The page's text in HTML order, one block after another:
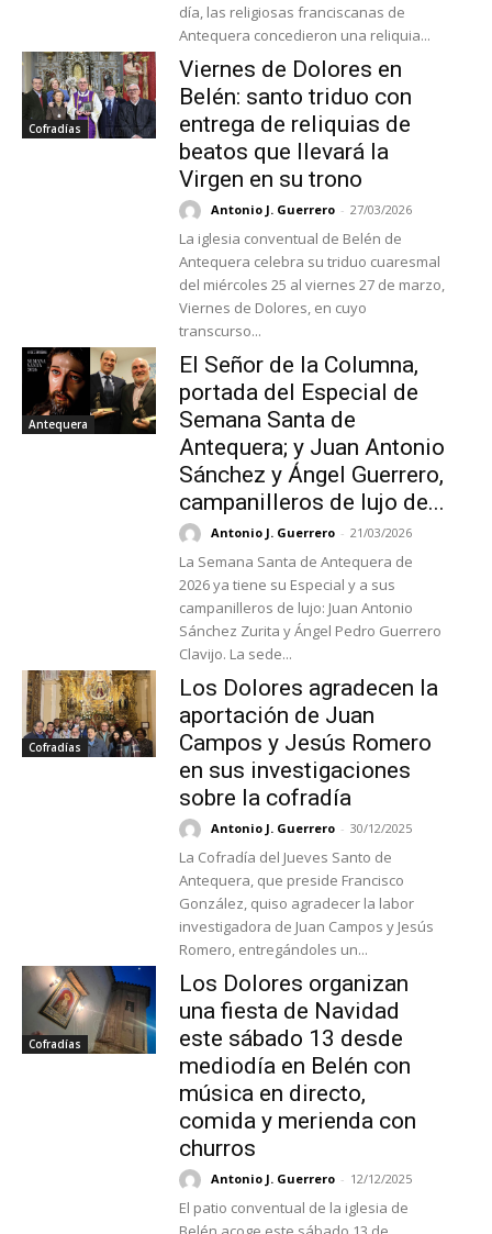
día, las religiosas franciscanas de
Antequera concedieron una reliquia...
Cofradías
Viernes de Dolores en
Belén: santo triduo con
entrega de reliquias de
beatos que llevará la
Virgen en su trono
Antonio J. Guerrero - 27/03/2026
La iglesia conventual de Belén de
Antequera celebra su triduo cuaresmal
del miércoles 25 al viernes 27 de marzo,
Viernes de Dolores, en cuyo
transcurso...
Antequera
El Señor de la Columna,
portada del Especial de
Semana Santa de
Antequera; y Juan Antonio
Sánchez y Ángel Guerrero,
campanilleros de lujo de...
Antonio J. Guerrero - 21/03/2026
La Semana Santa de Antequera de
2026 ya tiene su Especial y a sus
campanilleros de lujo: Juan Antonio
Sánchez Zurita y Ángel Pedro Guerrero
Clavijo. La sede...
Cofradías
Los Dolores agradecen la
aportación de Juan
Campos y Jesús Romero
en sus investigaciones
sobre la cofradía
Antonio J. Guerrero - 30/12/2025
La Cofradía del Jueves Santo de
Antequera, que preside Francisco
González, quiso agradecer la labor
investigadora de Juan Campos y Jesús
Romero, entregándoles un...
Cofradías
Los Dolores organizan
una fiesta de Navidad
este sábado 13 desde
mediodía en Belén con
música en directo,
comida y merienda con
churros
Antonio J. Guerrero - 12/12/2025
El patio conventual de la iglesia de